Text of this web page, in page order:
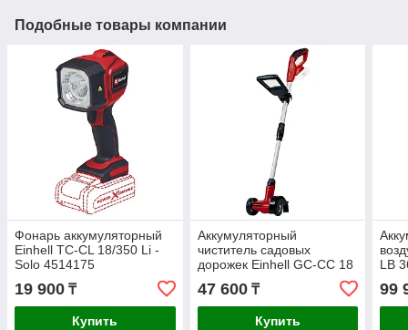
Подобные товары компании
Фонарь аккумуляторный
Einhell TC-CL 18/350 Li -
Solo 4514175
19 900 ₸
Купить
Аккумуляторный
чиститель садовых
дорожек Einhell GC-CC 18
Li-Solo 3424050
47 600₸
Купить
LB
99